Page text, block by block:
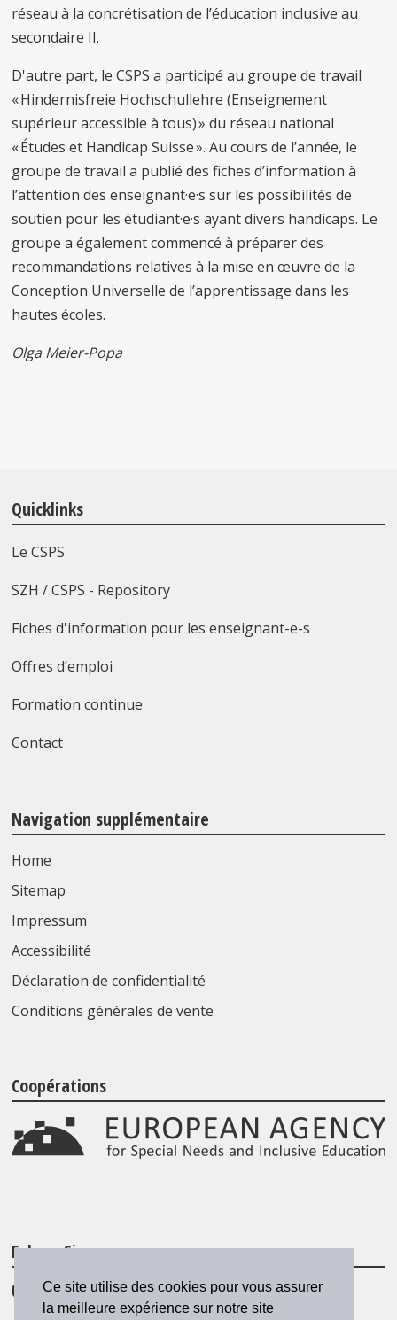
Ce site utilise des cookies pour vous assurer
la meilleure expérience sur notre site
réseau à la concrétisation de l’éducation inclusive au
secondaire II.
D'autre part, le CSPS a participé au groupe de travail
« Hindernisfreie Hochschullehre (Enseignement
supérieur accessible à tous) » du réseau national
« Études et Handicap Suisse ». Au cours de l’année, le
groupe de travail a publié des fiches d’information à
l’attention des enseignant·e·s sur les possibilités de
soutien pour les étudiant·e·s ayant divers handicaps. Le
groupe a également commencé à préparer des
recommandations relatives à la mise en œuvre de la
Conception Universelle de l’apprentissage dans les
hautes écoles.
Olga Meier-Popa
Quicklinks
Le CSPS
SZH / CSPS - Repository
Fiches d'information pour les enseignant-e-s
Offres d’emploi
Formation continue
Contact
Navigation supplémentaire
Home
Sitemap
Impressum
Accessibilité
Déclaration de confidentialité
Conditions générales de vente
Coopérations
Folgen Sie uns